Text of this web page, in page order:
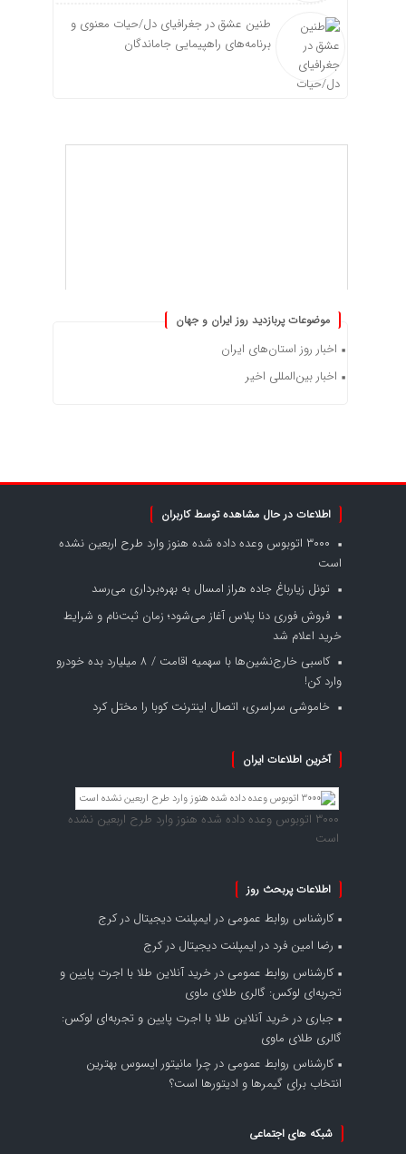
طنین عشق در جغرافیای دل/حیات معنوی و
برنامه‌های راهپیمایی جاماندگان
موضوعات پربازدید روز ایران و جهان
اخبار روز استان‌های ایران
اخبار بین‌المللی اخیر
اطلاعات در حال مشاهده توسط کاربران
۳۰۰۰ اتوبوس وعده داده شده هنوز وارد طرح اربعین نشده
است
تونل زیارباغ جاده هراز امسال به بهره‌برداری می‌رسد
فروش فوری دنا پلاس آغاز می‌شود؛ زمان ثبت‌نام و شرایط
خرید اعلام شد
کاسبی خارج‌نشین‌ها با سهمیه اقامت / ۸ میلیارد بده خودرو
وارد کن!
خاموشی سراسری، اتصال اینترنت کوبا را مختل کرد
آخرین اطلاعات ایران
۳۰۰۰ اتوبوس وعده داده شده هنوز وارد طرح اربعین نشده
است
اطلاعات پربحث روز
کارشناس روابط عمومی در ایمپلنت دیجیتال در کرج
رضا امین فرد در ایمپلنت دیجیتال در کرج
کارشناس روابط عمومی در خرید آنلاین طلا با اجرت پایین و
تجربه‌ای لوکس: گالری طلای ماوی
جباری در خرید آنلاین طلا با اجرت پایین و تجربه‌ای لوکس:
گالری طلای ماوی
کارشناس روابط عمومی در چرا مانیتور ایسوس بهترین
انتخاب برای گیمرها و ادیتورها است؟
شبکه های اجتماعی